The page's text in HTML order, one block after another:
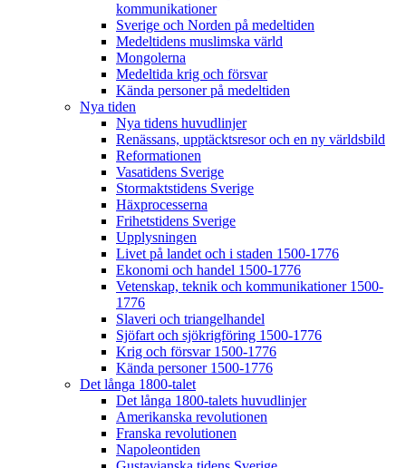
kommunikationer
Sverige och Norden på medeltiden
Medeltidens muslimska värld
Mongolerna
Medeltida krig och försvar
Kända personer på medeltiden
Nya tiden
Nya tidens huvudlinjer
Renässans, upptäcktsresor och en ny världsbild
Reformationen
Vasatidens Sverige
Stormaktstidens Sverige
Häxprocesserna
Frihetstidens Sverige
Upplysningen
Livet på landet och i staden 1500-1776
Ekonomi och handel 1500-1776
Vetenskap, teknik och kommunikationer 1500-
1776
Slaveri och triangelhandel
Sjöfart och sjökrigföring 1500-1776
Krig och försvar 1500-1776
Kända personer 1500-1776
Det långa 1800-talet
Det långa 1800-talets huvudlinjer
Amerikanska revolutionen
Franska revolutionen
Napoleontiden